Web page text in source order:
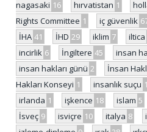
nagasaki 16 hırvatistan 1
Rights Committee 1 iç güvenlik
İHA 41 İHD 29 iklim 7 iltica
incirlik 6 İngiltere 45 insan
insan hakları günü 2 İnsan
Hakları Konseyi 1 insanlık suçu
irlanda 1 işkence 18 islam 5
İsveç 9 isviçre 10 italya 8